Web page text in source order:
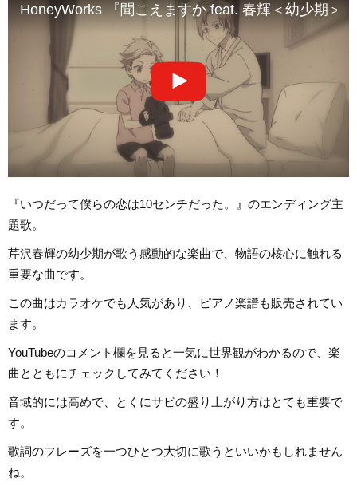
HoneyWorks 『聞こえますか feat. 春輝＜幼少期＞
『いつだって僕らの恋は10センチだった。』のエンディング主
題歌。
芹沢春輝の幼少期が歌う感動的な楽曲で、物語の核心に触れる
重要な曲です。
この曲はカラオケでも人気があり、ピアノ楽譜も販売されてい
ます。
YouTubeのコメント欄を見ると一気に世界観がわかるので、楽
曲とともにチェックしてみてください！
音域的には高めで、とくにサビの盛り上がり方はとても重要で
す。
歌詞のフレーズを一つひとつ大切に歌うといいかもしれません
ね。